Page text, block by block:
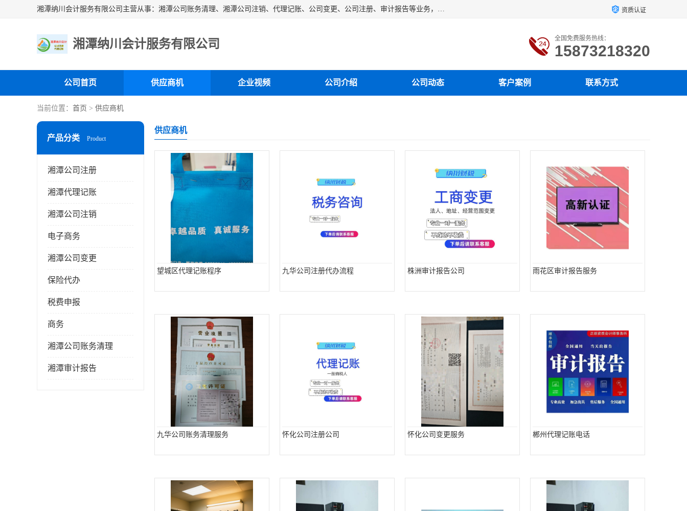
湘潭纳川会计服务有限公司主营从事：湘潭公司账务清理、湘潭公司注销、代理记账、公司变更、公司注册、审计报告等业务，公司设立有专门的代理注册部门，现有工商代办专员，部门经理从事工商代办多年，对各地区公司注册、公司变更、进出口业务等流程以及各行业公司注册、变更所需注意的细节都非常熟悉。 资质认证
湘潭纳川会计服务有限公司 全国免费服务热线：
15873218320
公司首页 供应商机 企业视频 公司介绍 公司动态 客户案例 联系方式
当前位置： 首页 > 供应商机
产品分类 Product
湘潭公司注册
湘潭代理记账
湘潭公司注销
电子商务
湘潭公司变更
保险代办
税费申报
商务
湘潭公司账务清理
湘潭审计报告
供应商机
望城区代理记账程序 九华公司注册代办流程 株洲审计报告公司 雨花区审计报告服务
九华公司账务清理服务 怀化公司注册公司 怀化公司变更服务 郴州代理记账电话